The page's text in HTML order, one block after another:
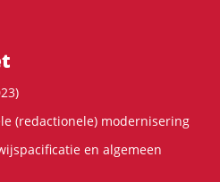
(redactionele) modernisering
en algemeen